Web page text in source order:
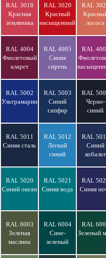
RAL 3018
Красная
земляника
RAL 3020
Красный
насыщенный
RAL
лосось
RAL 4004
Фиолетовый
кларет
RAL 4005
Синяя
сирень
RAL
RAL 5002
Ультрамарин
RAL 5003
Синий
сапфир
RAL
Черно-
синий
RAL 5011
Синяя сталь
RAL 5012
Легкий
синий
RAL
Синий
кобальт
RAL 5020
Синий океан
RAL 5021
Синяя вода
RAL
Синяя
RAL 6003
Зеленая
маслина
RAL 6004
Сине-
зеленый
RAL
Зеленый